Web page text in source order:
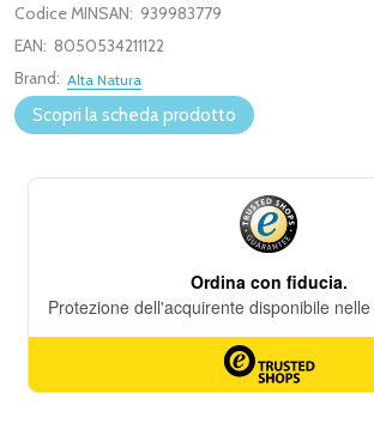
Codice MINSAN: 939983779
EAN: 8050534211122
Brand: Alta Natura
Scopri la scheda prodotto